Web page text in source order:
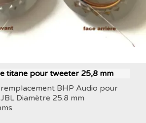
titane pour tweeter 25,8 mm
BHP Audio pour
Diamètre 25.8 mm